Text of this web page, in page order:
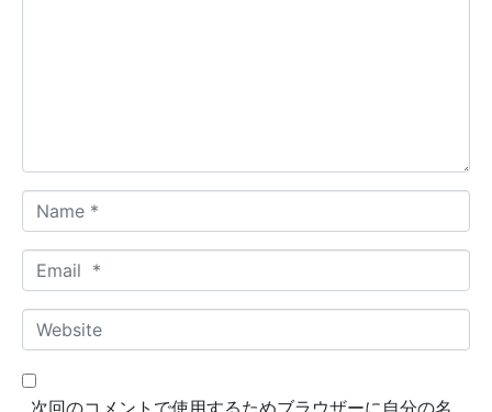
a
m
*
m
a
*
W
e
b